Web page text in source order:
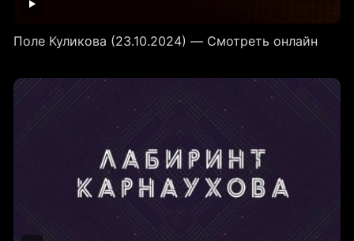
Поле Куликова (23.10.2024) — Смотреть онлайн